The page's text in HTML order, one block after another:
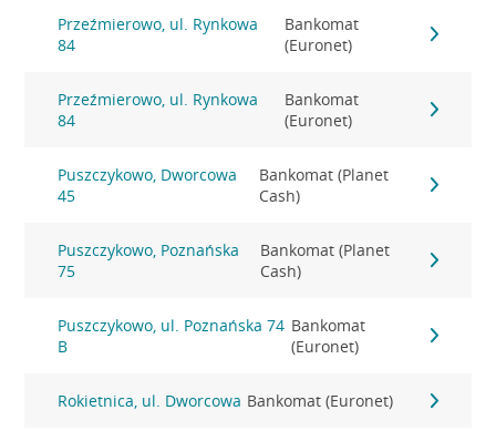
Przeźmierowo, ul. Rynkowa
84
Bankomat
(Euronet)
Przeźmierowo, ul. Rynkowa
84
Bankomat
(Euronet)
Puszczykowo, Dworcowa
45
Bankomat (Planet
Cash)
Puszczykowo, Poznańska
75
Bankomat (Planet
Cash)
Puszczykowo, ul. Poznańska 74
B
Bankomat
(Euronet)
Rokietnica, ul. Dworcowa Bankomat (Euronet)